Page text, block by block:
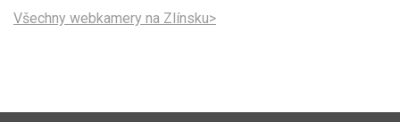
Všechny webkamery na Zlínsku>